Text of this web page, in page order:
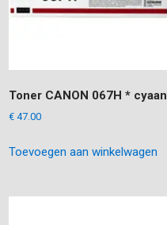
Toner CANON 067H * cyaan
€ 47.00
Toevoegen aan winkelwagen